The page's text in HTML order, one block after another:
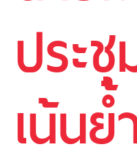
ประ
เน้น